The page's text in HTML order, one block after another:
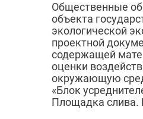
Общественные
объекта
экологической
проектной
содержащей
оценки
окружающую
«Блок
Площадка слива.